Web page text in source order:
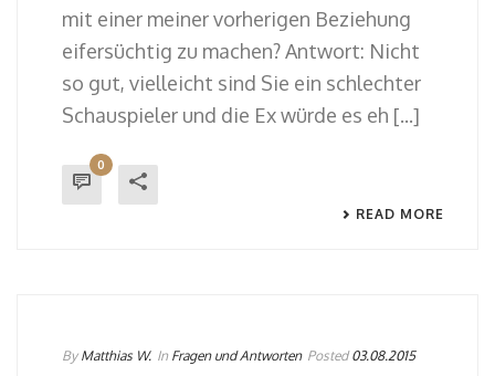
mit einer meiner vorherigen Beziehung
eifersüchtig zu machen? Antwort: Nicht
so gut, vielleicht sind Sie ein schlechter
Schauspieler und die Ex würde es eh [...]
0
READ MORE
By Matthias W. In Fragen und Antworten Posted 03.08.2015